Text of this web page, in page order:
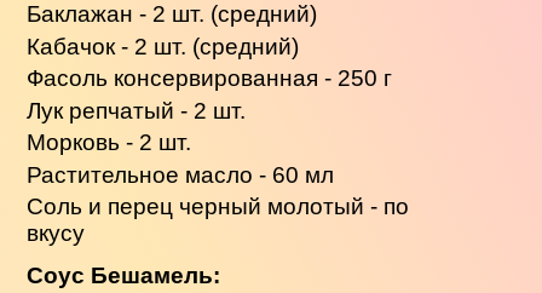
Баклажан - 2 шт. (средний)
Кабачок - 2 шт. (средний)
Фасоль консервированная - 250 г
Лук репчатый - 2 шт.
Морковь - 2 шт.
Растительное масло - 60 мл
Соль и перец черный молотый - по
вкусу
Соус Бешамель: